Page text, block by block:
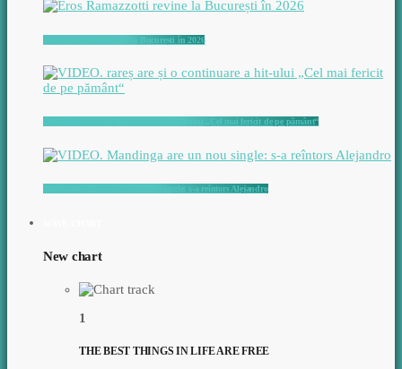
Eros Ramazzotti revine la București în 2026
VIDEO. rareș are și o continuare a hit-ului „Cel mai fericit de pe pământ“
VIDEO. Mandinga are un nou single: s-a reîntors Alejandro
New chart
1
THE BEST THINGS IN LIFE ARE FREE